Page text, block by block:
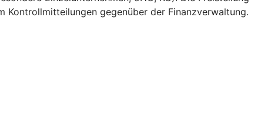
gegenüber der Finanzverwaltung.